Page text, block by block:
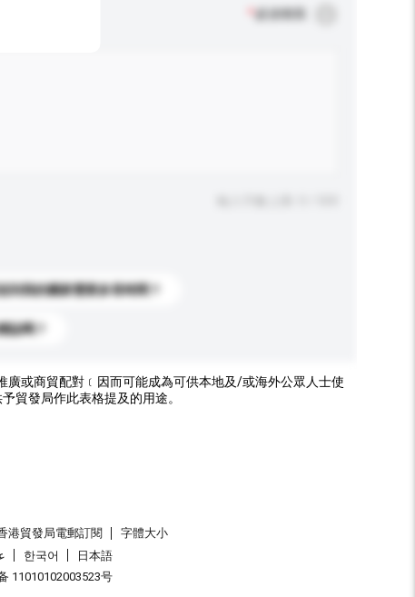
到我的國家需要多長時間？
誌嗎？
或商貿配對﹝因而可能成為可供本地及/或海外公眾人士使
貿發局作此表格提及的用途。
港貿發局電郵訂閱
字體大小
한국어
日本語
11010102003523号